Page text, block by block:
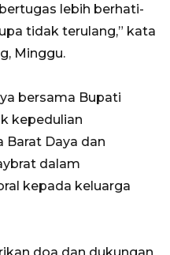
lebih berhati-
tidak terulang,” kata
Minggu.
bersama Bupati
kepedulian
Barat Daya dan
dalam
kepada keluarga